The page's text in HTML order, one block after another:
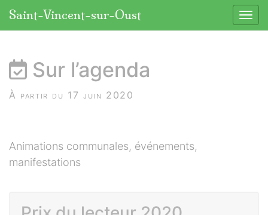
Saint-Vincent-sur-Oust
Sur l’agenda
À partir du 17 juin 2020
Animations communales, événements,
manifestations
Panneau de gestion des cookies